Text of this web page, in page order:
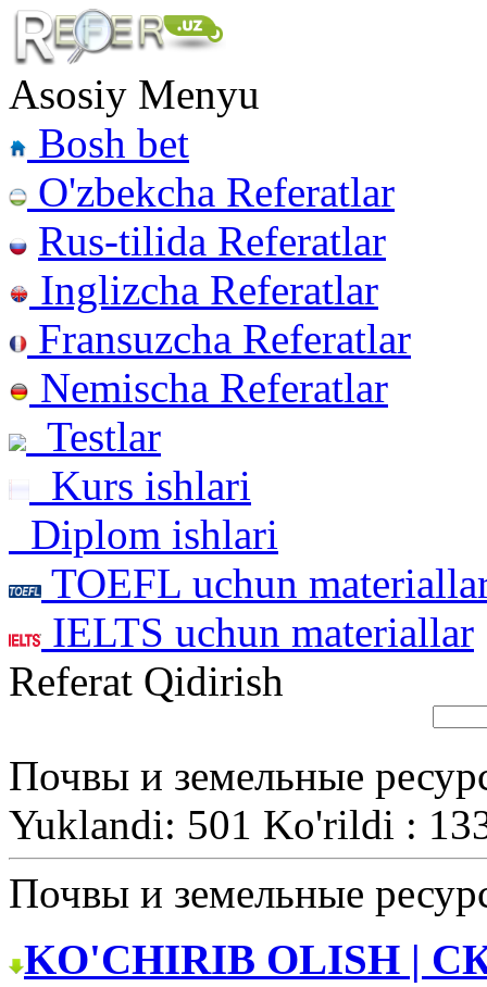
Asosiy Menyu
Bosh bet
O'zbekcha Referatlar
Rus-tilida Referatlar
Inglizcha Referatlar
Fransuzcha Referatlar
Nemischa Referatlar
Testlar
Kurs ishlari
Diplom ishlari
TOEFL uchun
IELTS uchun materiallar
Referat Qidirish
Почвы и земельные
Yuklandi: 501 Ko'rildi :
Почвы и земельные
KO'CHIRIB OLISH |